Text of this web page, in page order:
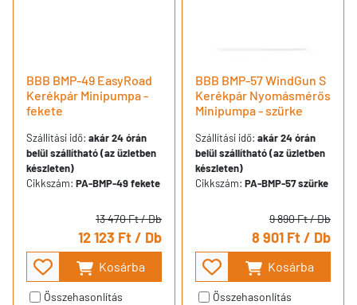
BBB BMP-49 EasyRoad
Kerékpár Minipumpa -
fekete
Szállítási idő: akár 24 órán
belül szállítható (az üzletben
készleten)
Cikkszám: PA-BMP-49 fekete
13 470 Ft/ Db
12 123 Ft/ Db
Kosárba
Összehasonlítás
BBB BMP-57 WindGun S
Kerékpár Nyomásmérős
Minipumpa - szürke
Szállítási idő: akár 24 órán
belül szállítható (az üzletben
készleten)
Cikkszám: PA-BMP-57 szürke
9 890 Ft/ Db
8 901 Ft/ Db
Kosárba
Összehasonlítás